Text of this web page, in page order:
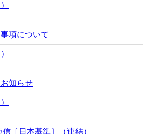
項について
知らせ
〔日本基準〕（連結）